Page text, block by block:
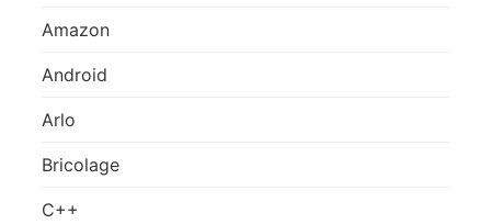
Amazon
Android
Arlo
Bricolage
C++